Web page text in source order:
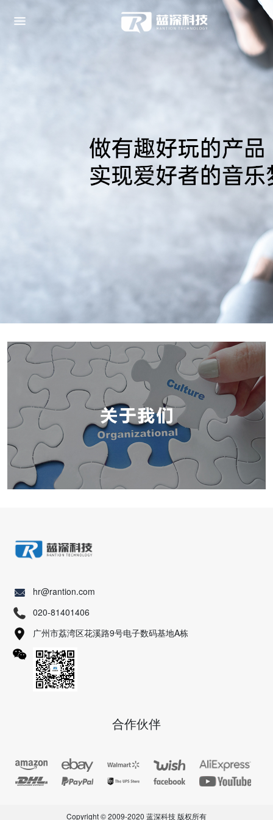
hr@rantion.com
020-81401406
广州市荔湾区花溪路9号电子数码基地A栋
合作伙伴
Copyright © 2009-2020 蓝深科技 版权所有